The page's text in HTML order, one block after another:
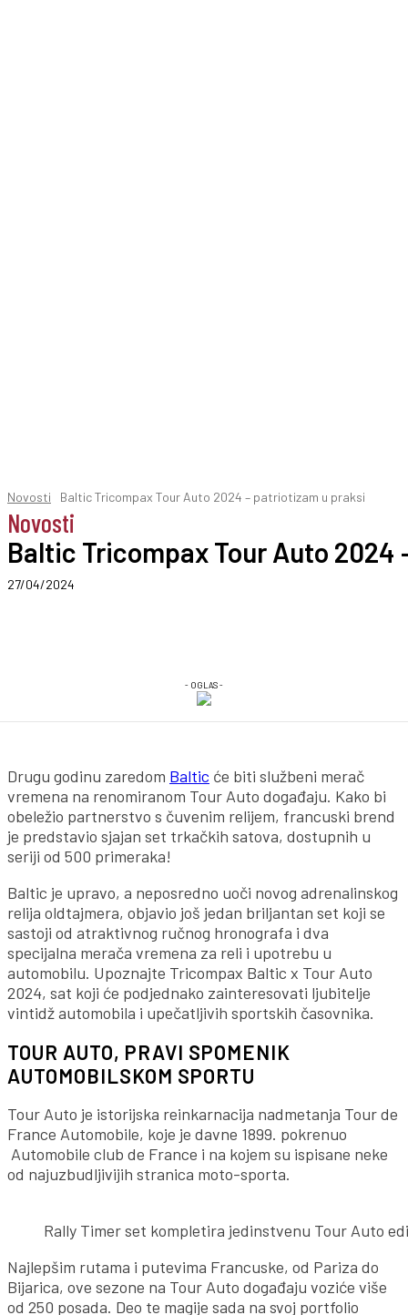
Novosti Baltic Tricompax Tour Auto 2024 – patriotizam u praksi
Novosti
Baltic Tricompax Tour Auto
27/04/2024
- OGLAS -
Drugu godinu zaredom Baltic će biti službeni merač
vremena na renomiranom Tour Auto događaju. Kako bi
obeležio partnerstvo s čuvenim relijem, francuski brend
je predstavio sjajan set trkačkih satova, dostupnih u
seriji od 500 primeraka!
Baltic je upravo, a neposredno uoči novog adrenalinskog
relija oldtajmera, objavio još jedan briljantan set koji se
sastoji od atraktivnog ručnog hronografa i dva
specijalna merača vremena za reli i upotrebu u
automobilu. Upoznajte Tricompax Baltic x Tour Auto
2024, sat koji će podjednako zainteresovati ljubitelje
vintidž automobila i upečatljivih sportskih časovnika.
TOUR AUTO, PRAVI SPOMENIK
AUTOMOBILSKOM SPORTU
Tour Auto je istorijska reinkarnacija nadmetanja Tour de
France Automobile, koje je davne 1899. pokrenuo
Automobile club de France i na kojem su ispisane neke
od najuzbudljivijih stranica moto-sporta.
Rally Timer set kompletira jedinstvenu Tour Auto
Najlepšim rutama i putevima Francuske, od Pariza do
Bijarica, ove sezone na Tour Auto događaju voziće više
od 250 posada. Deo te magije sada na svoj portfolio